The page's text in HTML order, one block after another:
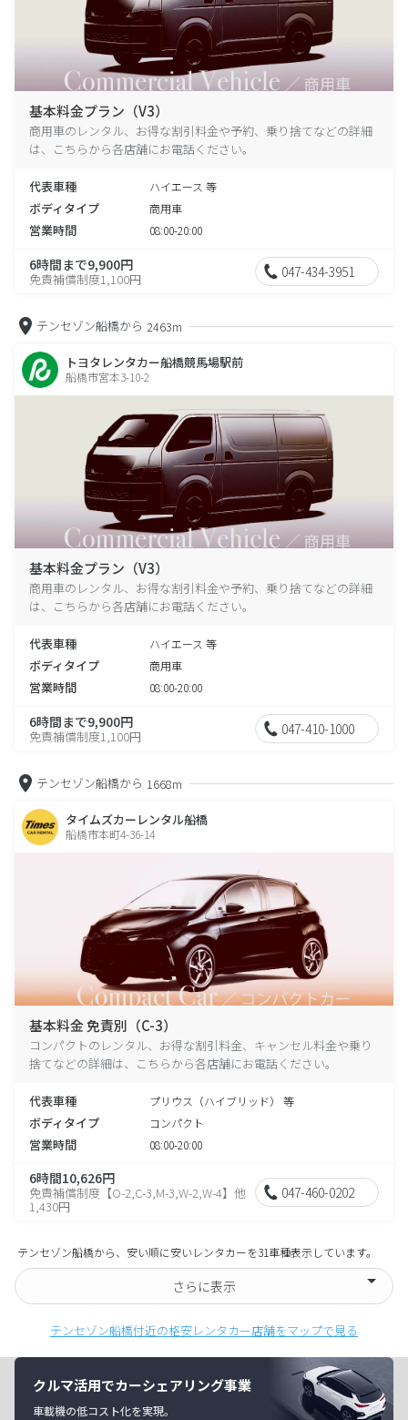
基本料金プラン（V3）
商用車のレンタル、お得な割引料金や予約、乗り捨てなどの詳細
は、こちらから各店舗にお電話ください。
代表車種 ハイエース 等
ボディタイプ 商用車
営業時間 08:00-20:00
6時間まで9,900円
免責補償制度1,100円 047-434-3951
テンセゾン船橋から 2463m
トヨタレンタカー船橋競馬場駅前
船橋市宮本3-10-2
基本料金プラン（V3）
商用車のレンタル、お得な割引料金や予約、乗り捨てなどの詳細
は、こちらから各店舗にお電話ください。
代表車種 ハイエース 等
ボディタイプ 商用車
営業時間 08:00-20:00
6時間まで9,900円
免責補償制度1,100円 047-410-1000
テンセゾン船橋から 1668m
タイムズカーレンタル船橋
船橋市本町4-36-14
基本料金 免責別（C-3）
コンパクトのレンタル、お得な割引料金、キャンセル料金や乗り
捨てなどの詳細は、こちらから各店舗にお電話ください。
代表車種 プリウス（ハイブリッド） 等
ボディタイプ コンパクト
営業時間 08:00-20:00
6時間10,626円
免責補償制度【O-2,C-3,M-3,W-2,W-4】他
1,430円
047-460-0202
テンセゾン船橋から、安い順に安いレンタカーを31車種表示しています。
さらに表示
テンセゾン船橋付近の格安レンタカー店舗をマップで見る
クルマ活用でカーシェアリング事業
車載機の低コスト化を実現。